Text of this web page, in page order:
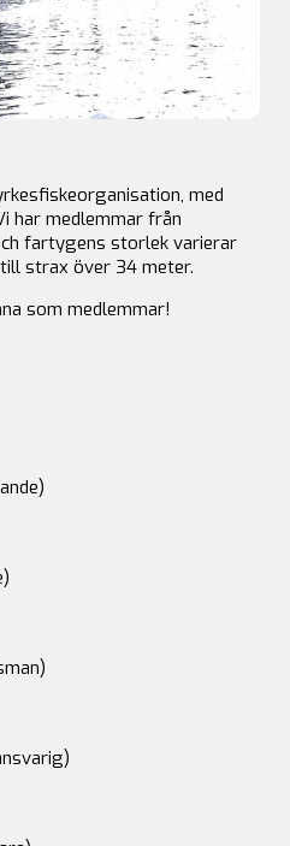
med
har medlemmar från
fartygens storlek varierar
strax över 34 meter.
som medlemmar!